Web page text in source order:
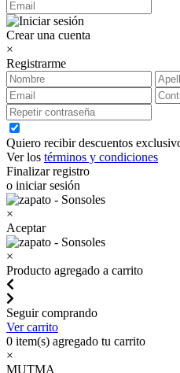
Crear una cuenta
×
Registrarme
Quiero recibir descuentos
Ver los términos y condiciones
Finalizar registro
o iniciar sesión
×
Aceptar
×
Producto agregado a carrito
Seguir comprando
Ver carrito
0 item(s) agregado tu carrito
×
MUTMA